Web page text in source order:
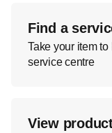
Find a
Take your item
service centre
View